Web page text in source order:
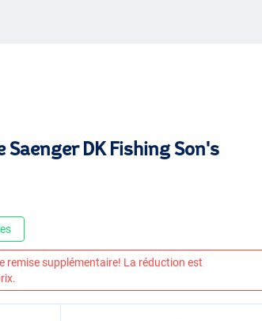
Saenger DK Fishing Son's
remise supplémentaire! La réduction est